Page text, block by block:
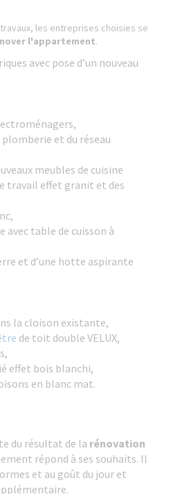
les entreprises choisies se
l'appartement.
avec pose d’un nouveau
et du réseau
meubles de cuisine
travail effet granit et des
table de cuisson à
et d’une hotte aspirante
la cloison existante,
de toit double VELUX,
effet bois blanchi,
en blanc mat.
du résultat de la rénovation
répond à ses souhaits. Il
et au goût du jour et